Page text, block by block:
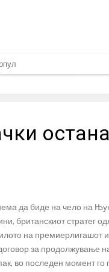
поради Инфантино
од разговорот што го
Реал Мадрид!
Премиер лигата, а
Мадрид е информиран
година
одиме толку далеку!
ан Бредли Баркола?
остана
да биде на чело на
британскиот стратег
на премиерлигашот
за продолжување
во последен момент го